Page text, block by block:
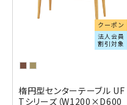
クーポン
法人会員
割引対象
楕円型センターテーブル UF
Tシリーズ（W1200×D600